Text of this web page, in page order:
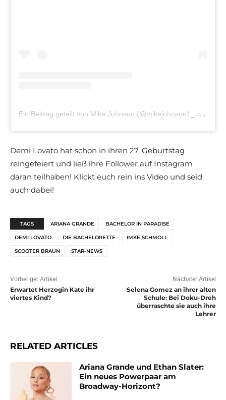
E
in Beitrag geteilt von Mike Johnson (@mikejohnson1_)
am
Demi Lovato hat schön in ihren 27. Geburtstag
reingefeiert und ließ ihre Follower auf Instagram
daran teilhaben! Klickt euch rein ins Video und seid
auch dabei!
TAGS ARIANA GRANDE BACHELOR IN PARADISE
DEMI LOVATO DIE BACHELORETTE IMKE SCHMOLL
SCOOTER BRAUN STAR-NEWS
Vorheriger Artikel
Erwartet Herzogin Kate ihr
viertes Kind?
Nächster Artikel
Selena Gomez an ihrer alten
Schule: Bei Doku-Dreh
überraschte sie auch ihre
Lehrer
RELATED ARTICLES
Ariana Grande und Ethan Slater:
Ein neues Powerpaar am
Broadway-Horizont?